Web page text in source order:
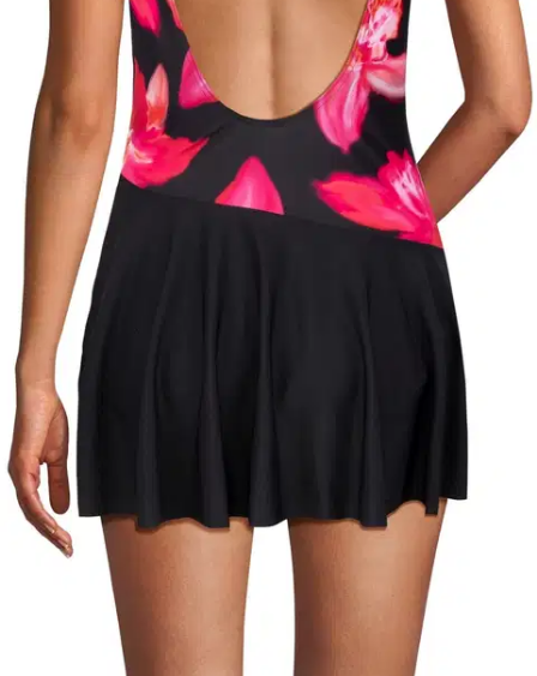
Nouto myymälästä
Ilmainen
Siirry valitsemaan myymälä
Ilmainen toimitus yli 100 €:n tilauksille
Postin pakettiautomaattiin tai
palvelupisteeseen!
Etu ei koske Suuri‑lisäpalvelulla toimitettavia tuotteita.
Tarkista myymäläsaatavuus
Tuotekuvaus